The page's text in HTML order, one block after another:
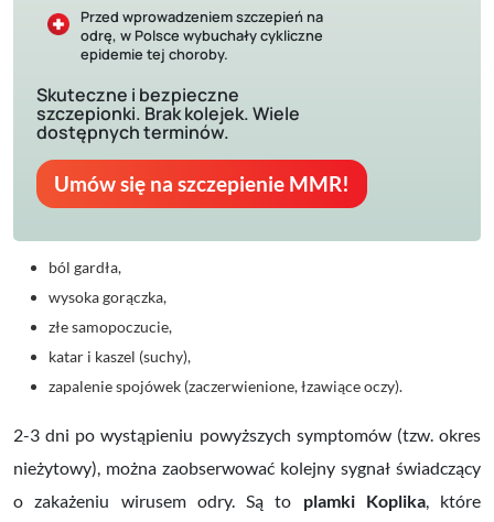
Przed wprowadzeniem szczepień na
odrę, w Polsce wybuchały cykliczne
epidemie tej choroby.
Skuteczne i bezpieczne
szczepionki. Brak kolejek. Wiele
dostępnych terminów.
Umów się na szczepienie MMR!
ból gardła,
wysoka gorączka,
złe samopoczucie,
katar i kaszel (suchy),
zapalenie spojówek (zaczerwienione, łzawiące oczy).
2-3 dni po wystąpieniu powyższych symptomów (tzw. okres
nieżytowy), można zaobserwować kolejny sygnał świadczący
o zakażeniu wirusem odry. Są to plamki Koplika, które